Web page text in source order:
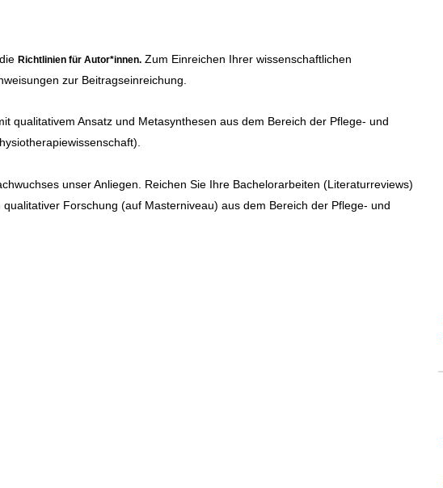
Richtlinien für Autor*innen. Zum Einreichen Ihrer wissenschaftlichen
zur Beitragseinreichung.
qualitativem Ansatz und Metasynthesen aus dem Bereich der Pflege- und
unser Anliegen. Reichen Sie Ihre Bachelorarbeiten (Literaturreviews)
Forschung (auf Masterniveau) aus dem Bereich der Pflege- und